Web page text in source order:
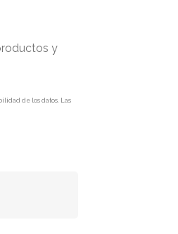
y
de los datos. Las